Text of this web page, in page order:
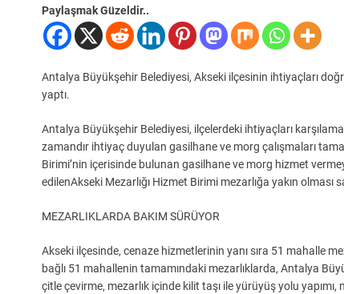
Paylaşmak Güzeldir..
Antalya Büyükşehir Belediyesi, Akseki ilçesinin ihtiyaçları
yaptı.
Antalya Büyükşehir Belediyesi, ilçelerdeki ihtiyaçları
zamandır ihtiyaç duyulan gasilhane ve morg çalışmaları
Birimi’nin içerisinde bulunan gasilhane ve morg hizmet
edilenAkseki Mezarlığı Hizmet Birimi mezarlığa yakın
MEZARLIKLARDA BAKIM SÜRÜYOR
Akseki ilçesinde, cenaze hizmetlerinin yanı sıra 51 mahalle
bağlı 51 mahallenin tamamındaki mezarlıklarda, Antalya
çitle çevirme, mezarlık içinde kilit taşı ile yürüyüş yolu yapımı,